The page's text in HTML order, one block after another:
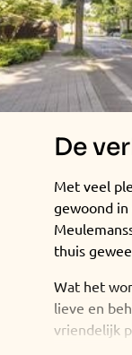
De
Met veel
gewoond
thuis
Wat het
lieve en
vriendelijk